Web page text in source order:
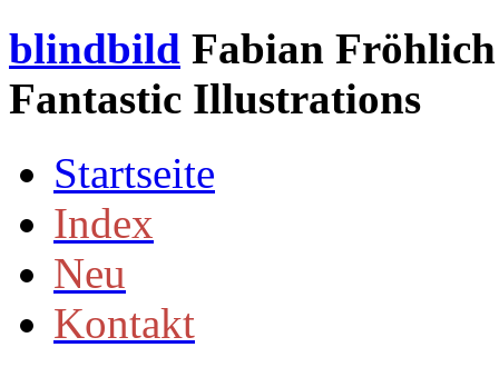
blindbild Fabian
Fantastic Illustrations
Startseite
Index
Neu
Kontakt